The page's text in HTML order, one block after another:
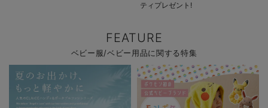
ティプレゼント!
FEATURE
ベビー服/ベビー用品に関する特集